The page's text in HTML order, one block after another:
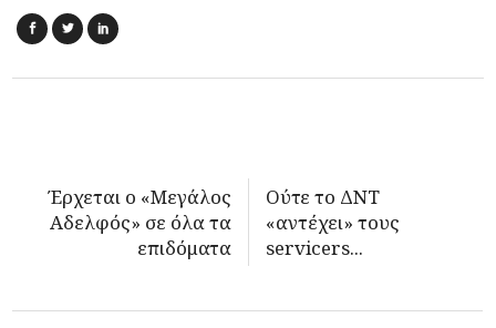
Έρχεται ο «Μεγάλος
Αδελφός» σε όλα τα
επιδόματα
Ούτε το ΔΝΤ
«αντέχει» τους
servicers...